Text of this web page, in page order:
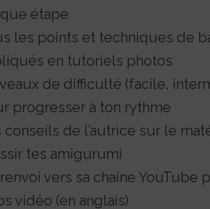
étape
les points et techniques de
en tutoriels photos
de difficulté (facile,
progresser à ton rythme
conseils de l’autrice sur le
tes amigurumi
vers sa chaîne YouTube
vidéo (en anglais)